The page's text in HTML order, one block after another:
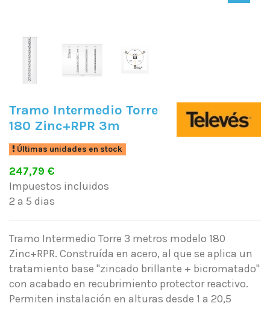
Tramo Intermedio Torre
180 Zinc+RPR 3m
Últimas unidades en stock
247,79 €
Impuestos incluidos
2 a 5 dias
Tramo Intermedio Torre 3 metros modelo 180
Zinc+RPR. Construída en acero, al que se aplica un
tratamiento base "zincado brillante + bicromatado"
con acabado en recubrimiento protector reactivo.
Permiten instalación en alturas desde 1 a 20,5